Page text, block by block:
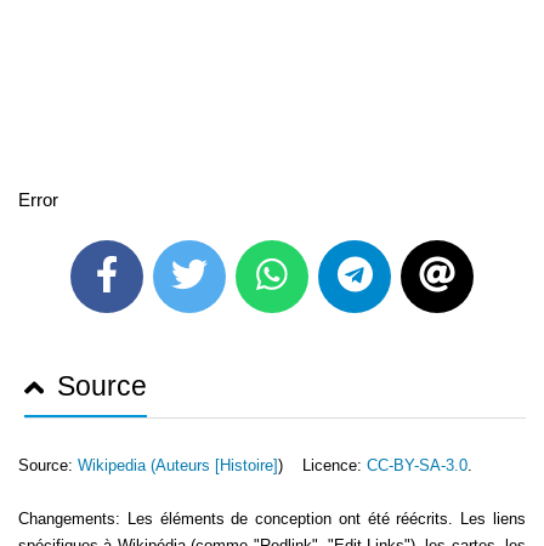
Error
Source
Source: Wikipedia (Auteurs [Histoire]) Licence: CC-BY-SA-3.0.
Changements: Les éléments de conception ont été réécrits. Les liens